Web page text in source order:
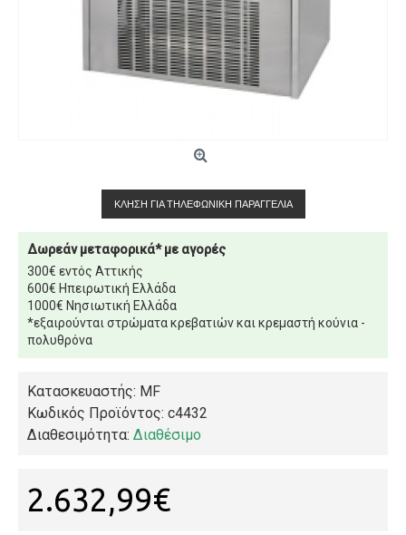
ΚΛΉΣΗ ΓΙΑ ΤΗΛΕΦΩΝΙΚΉ ΠΑΡΑΓΓΕΛΊΑ
Δωρεάν μεταφορικά* με αγορές
300€ εντός Αττικής
600€ Ηπειρωτική Ελλάδα
1000€ Νησιωτική Ελλάδα
*εξαιρούνται στρώματα κρεβατιών και κρεμαστή κούνια -
πολυθρόνα
Κατασκευαστής: MF
Κωδικός Προϊόντος: c4432
Διαθεσιμότητα: Διαθέσιμο
2.632,99€